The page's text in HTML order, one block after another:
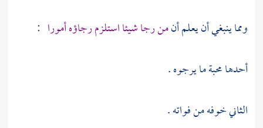
ومما ينبغي أن يعلم أنمن رجا شيئا استلزم رجاؤه أمورا :
أحدها محبة ما يرجوه .
الثاني خوفه من فواته .